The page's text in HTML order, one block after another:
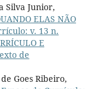
Silva Junior,
ELAS NÃO
v. 13 n.
E
de
Goes Ribeiro,